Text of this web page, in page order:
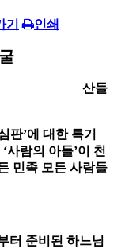
기 인쇄
판’에 대한 특기
사람의 아들’이 천
민족 모든 사람들
터 준비된 하느님